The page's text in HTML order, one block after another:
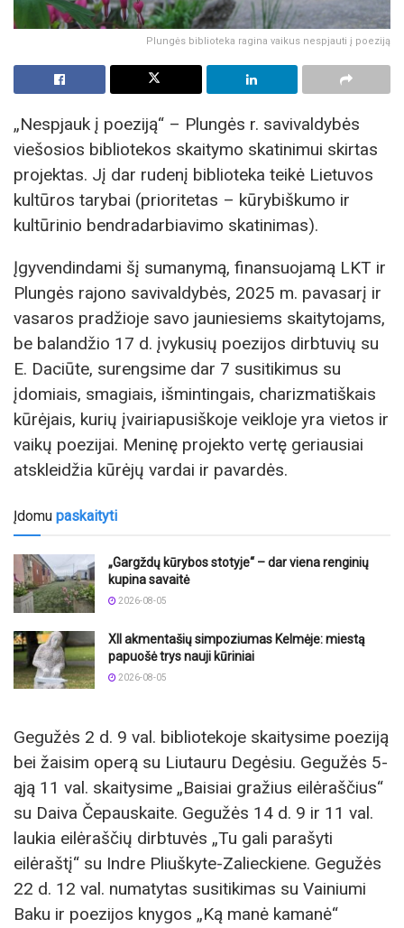
Plungės biblioteka ragina vaikus nespjauti į poeziją
„Nespjauk į poeziją“ – Plungės r. savivaldybės
viešosios bibliotekos skaitymo skatinimui skirtas
projektas. Jį dar rudenį biblioteka teikė Lietuvos
kultūros tarybai (prioritetas – kūrybiškumo ir
kultūrinio bendradarbiavimo skatinimas).
Įgyvendindami šį sumanymą, finansuojamą LKT ir
Plungės rajono savivaldybės, 2025 m. pavasarį ir
vasaros pradžioje savo jauniesiems skaitytojams,
be balandžio 17 d. įvykusių poezijos dirbtuvių su
E. Daciūte, surengsime dar 7 susitikimus su
įdomiais, smagiais, išmintingais, charizmatiškais
kūrėjais, kurių įvairiapusiškoje veikloje yra vietos ir
vaikų poezijai. Meninę projekto vertę geriausiai
atskleidžia kūrėjų vardai ir pavardės.
Įdomu paskaityti
„Gargždų kūrybos stotyje“ – dar viena renginių
kupina savaitė
2026-08-05
XII akmentašių simpoziumas Kelmėje: miestą
papuošė trys nauji kūriniai
2026-08-05
Gegužės 2 d. 9 val. bibliotekoje skaitysime poeziją
bei žaisim operą su Liutauru Degėsiu. Gegužės 5-
ąją 11 val. skaitysime „Baisiai gražius eilėraščius“
su Daiva Čepauskaite. Gegužės 14 d. 9 ir 11 val.
laukia eilėraščių dirbtuvės „Tu gali parašyti
eilėraštį“ su Indre Pliuškyte-Zalieckiene. Gegužės
22 d. 12 val. numatytas susitikimas su Vainiumi
Baku ir poezijos knygos „Ką manė kamanė“